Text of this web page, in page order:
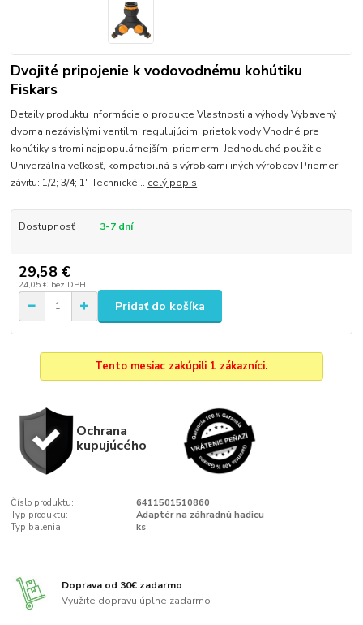
Dvojité pripojenie k vodovodnému kohútiku
Fiskars
Detaily produktu Informácie o produkte Vlastnosti a výhody Vybavený
dvoma nezávislými ventilmi regulujúcimi prietok vody Vhodné pre
kohútiky s tromi najpopulárnejšími priemermi Jednoduché použitie
Univerzálna veľkosť, kompatibilná s výrobkami iných výrobcov Priemer
závitu: 1/2; 3/4; 1" Technické... celý popis
Dostupnosť 3-7 dní
29,58 €
24,05 € bez DPH
Pridať do košíka
Tento mesiac zakúpili 1 zákazníci.
Ochrana
kupujúcého
Číslo produktu:
6411501510860
Typ produktu:
Adaptér na záhradnú hadicu
Typ balenia:
ks
Doprava od 30€ zadarmo
Využite dopravu úplne zadarmo